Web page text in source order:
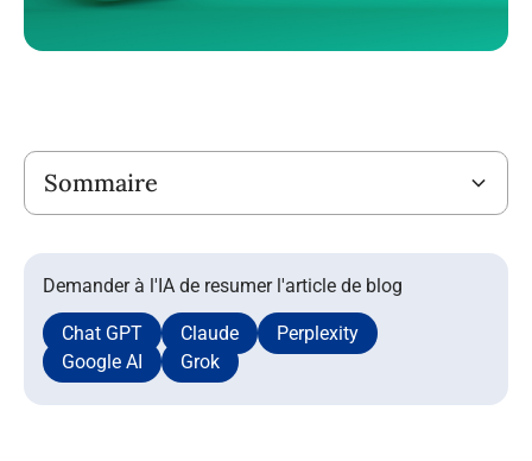
Demander à l'IA de resumer l'article de blog
Chat GPT Claude
Perplexity
Google AI
Grok
Sommaire